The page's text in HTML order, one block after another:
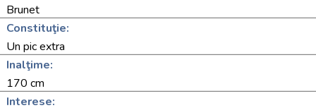
Brunet
Constituţie:
Un pic extra
Inalţime:
170 cm
Interese: